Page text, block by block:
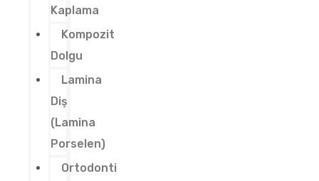
Kaplama
Kompozit
Dolgu
Lamina
Diş
(Lamina
Porselen)
Ortodonti